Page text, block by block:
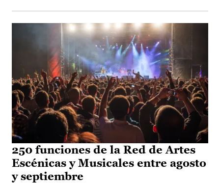
250 funciones de la Red de Artes
Escénicas y Musicales entre agosto
y septiembre